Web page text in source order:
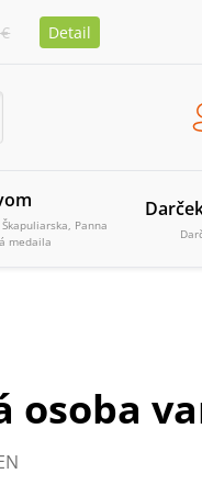
Detail
Panna
medaila
osoba